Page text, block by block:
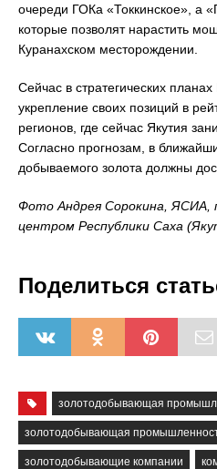
очереди ГОКа «Токкинское», а
которые позволят нарастить
Куранахском месторождении.
Сейчас в стратегических
укрепление своих позиций в
регионов, где сейчас Якутия
Согласно прогнозам, в
добываемого золота должны
Фото Андрея Сорокина, ЯСИА,
центром Республики Саха
Поделиться
золотодобывающая
золотодобывающая
золотодобывающие компании